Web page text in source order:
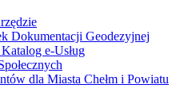
Dokumentacji Geodezyjnej
e-Usług
dla Miasta Chełm i Powiatu